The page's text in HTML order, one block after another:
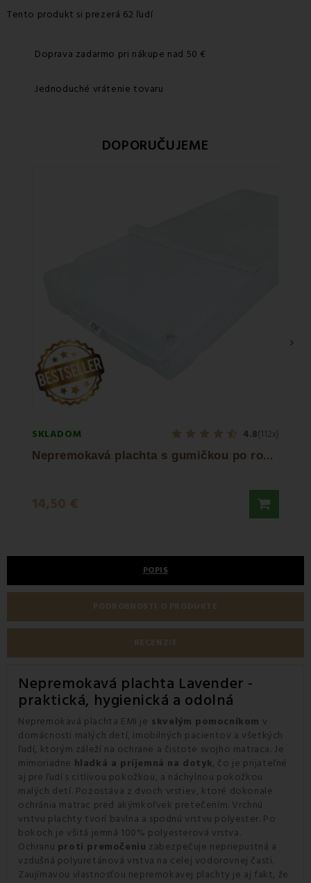
Tento produkt si prezerá 62 ľudí
Doprava zadarmo pri nákupe nad 50 €
Jednoduché vrátenie tovaru
DOPORUČUJEME
SKLADOM 4.8(112x)
N
epremokavá plachta s gumičkou po rohoch EMI
14,50 €
›
POPIS
PODROBNOSTI O PRODUKTE
RECENZIE
Nepremokavá plachta Lavender -
praktická, hygienická a odolná
Nepremokavá plachta EMI je skvelým pomocníkom v
domácnosti malých detí, imobilných pacientov a všetkých
ľudí, ktorým záleží na ochrane a čistote svojho matraca. Je
mimoriadne hladká a príjemná na dotyk, čo je prijateľné
aj pre ľudí s citlivou pokožkou, a náchylnou pokožkou
malých detí. Pozostáva z dvoch vrstiev, ktoré dokonale
ochránia matrac pred akýmkoľvek pretečením. Vrchnú
vrstvu plachty tvorí bavlna a spodnú vrstvu polyester. Po
bokoch je všitá jemná 100% polyesterová vrstva.
Ochranu proti premočeniu zabezpečuje nepriepustná a
vzdušná polyuretánová vrstva na celej vodorovnej časti.
Zaujímavou vlastnosťou nepremokavej plachty je aj fakt, že